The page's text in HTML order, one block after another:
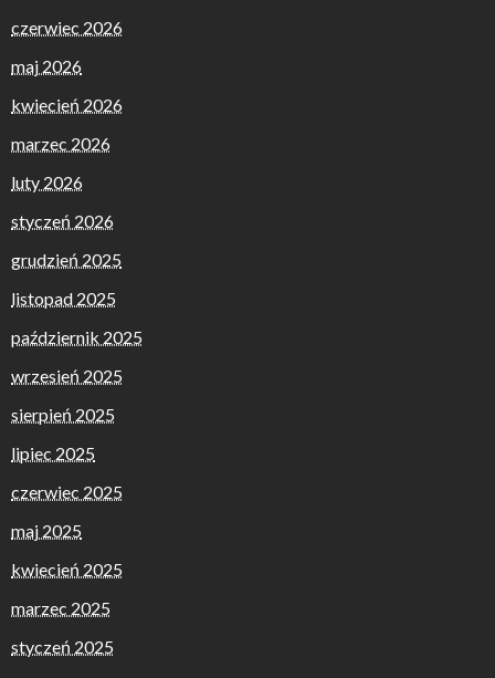
czerwiec 2026
maj 2026
kwiecień 2026
marzec 2026
luty 2026
styczeń 2026
grudzień 2025
listopad 2025
październik 2025
wrzesień 2025
sierpień 2025
lipiec 2025
czerwiec 2025
maj 2025
kwiecień 2025
marzec 2025
styczeń 2025